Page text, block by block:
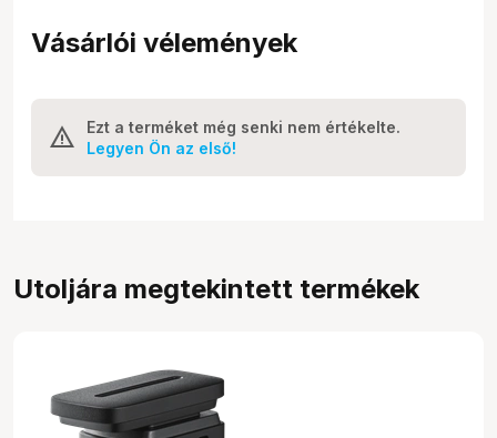
Vásárlói vélemények
Ezt a terméket még senki nem értékelte.
Legyen Ön az első!
Utoljára megtekintett termékek